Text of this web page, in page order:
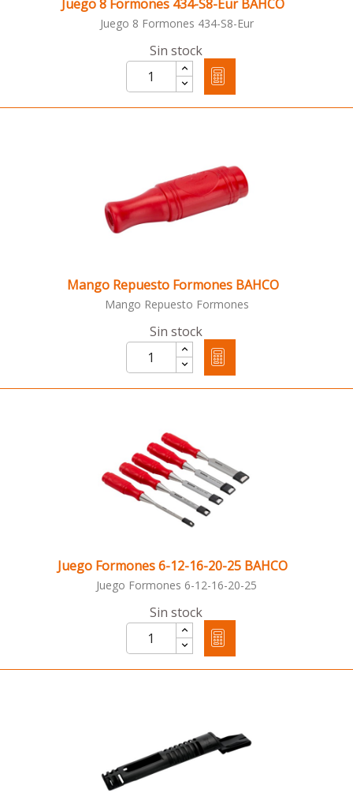
Juego 8 Formones 434-S8-Eur BAHCO
Juego 8 Formones 434-S8-Eur
Sin stock
Mango Repuesto Formones BAHCO
Mango Repuesto Formones
Sin stock
Juego Formones 6-12-16-20-25 BAHCO
Juego Formones 6-12-16-20-25
Sin stock